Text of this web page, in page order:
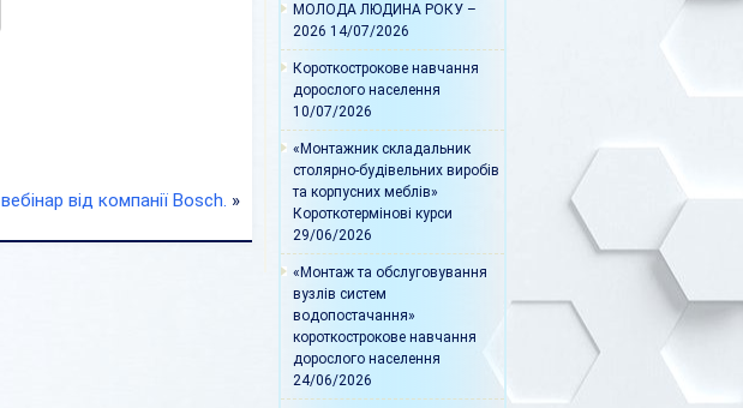
від компанії Bosch. »
МОЛОДА ЛЮДИНА РОКУ –
2026 14/07/2026
Короткострокове навчання
дорослого населення
10/07/2026
«Монтажник складальник
столярно-будівельних виробів
та корпусних меблів»
Короткотермінові курси
29/06/2026
«Монтаж та обслуговування
вузлів систем
водопостачання»
короткострокове навчання
дорослого населення
24/06/2026